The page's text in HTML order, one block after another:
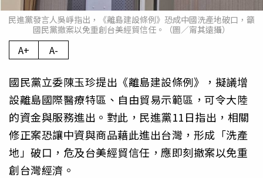
民進黨發言人吳崢指出，《離島建設條例》恐成中國洗產地破口，籲
國民黨撤案以免重創台美經貿信任。（圖／甯其遠攝）
A+ A-
國民黨立委陳玉珍提出《離島建設條例》，擬議增
設離島國際醫療特區、自由貿易示範區，可令大陸
的資金與服務進出。對此，民進黨11日指出，相關
修正案恐讓中資與商品藉此進出台灣，形成「洗產
地」破口，危及台美經貿信任，應即刻撤案以免重
創台灣經濟。